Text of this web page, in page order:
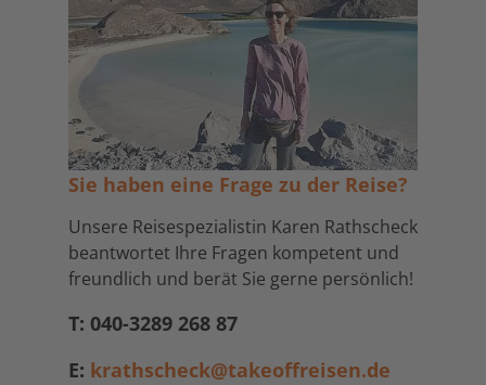
Sie haben eine Frage zu der Reise?
Unsere Reisespezialistin Karen Rathscheck
beantwortet Ihre Fragen kompetent und
freundlich und berät Sie gerne persönlich!
T: 040-3289 268 87
E: krathscheck@takeoffreisen.de